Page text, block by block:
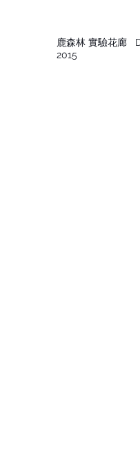
鹿森林 實驗花廊
2015